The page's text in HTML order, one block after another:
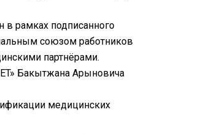
в рамках подписанного
союзом работников
партнёрами.
Бакытжана Арыновича
медицинских